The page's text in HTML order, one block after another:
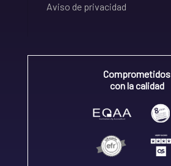
Aviso de privacidad
Comprometidos
con la calidad